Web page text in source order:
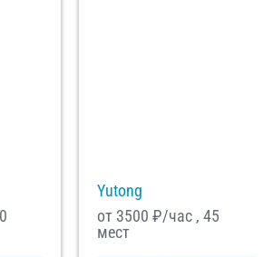
Yutong
от 3500 ₽/час , 45
мест